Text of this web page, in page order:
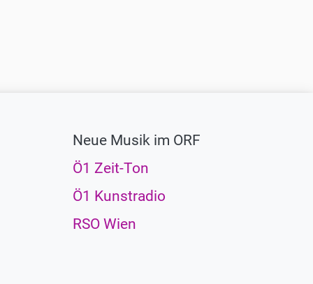
Neue Musik im ORF
Ö1 Zeit-Ton
Ö1 Kunstradio
RSO Wien